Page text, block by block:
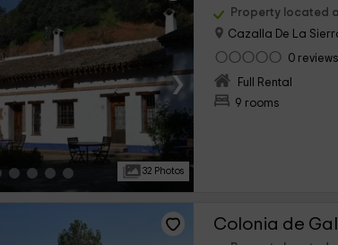
›
32 Photos
Property located
Cazalla De La
0 reviews
Full Rental
9 rooms
Colonia de